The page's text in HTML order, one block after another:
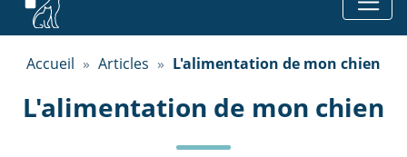
Accueil » Articles » L'alimentation de mon chien
L'alimentation de mon chien